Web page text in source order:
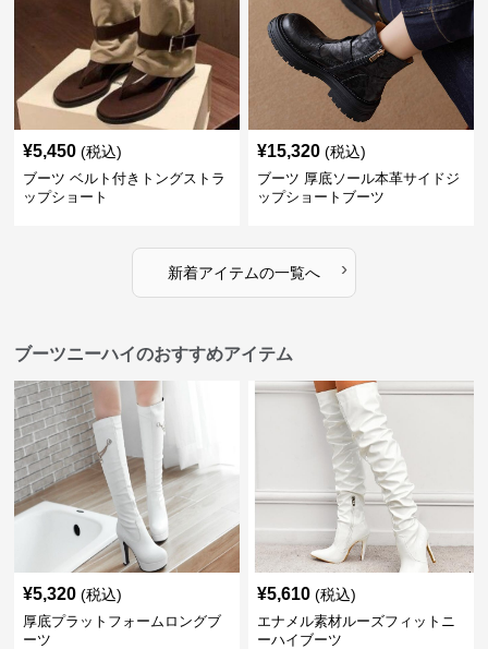
¥5,450 (税込)
ブーツ ベルト付きトングストラ
ップショート
¥15,320 (税込)
ブーツ 厚底ソール本革サイドジ
ップショートブーツ
新着アイテムの一覧へ ›
ブーツニーハイのおすすめアイテム
¥5,320 (税込)
厚底プラットフォームロングブ
ーツ
¥5,610 (税込)
エナメル素材ルーズフィットニ
ーハイブーツ